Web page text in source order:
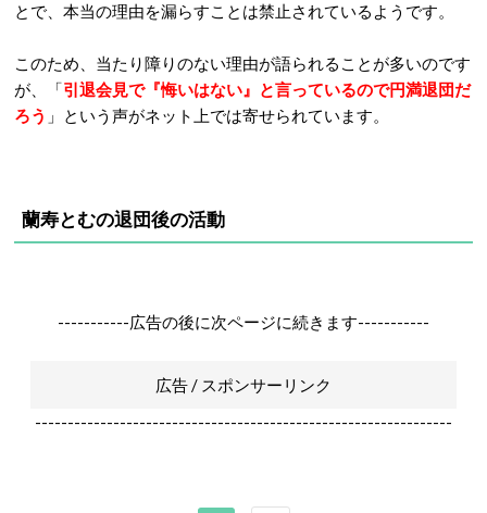
とで、本当の理由を漏らすことは禁止されているようです。
このため、当たり障りのない理由が語られることが多いのです
が、「引退会見で『悔いはない』と言っているので円満退団だ
ろう 」という声がネット上では寄せられています。
蘭寿とむの退団後の活動
-----------広告の後に次ページに続きます-----------
広告 / スポンサーリンク
----------------------------------------------------------------